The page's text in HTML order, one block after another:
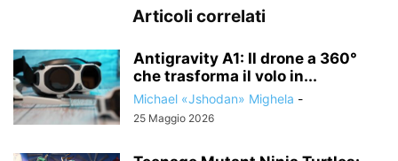
Articoli correlati
Antigravity A1: Il drone a 360°
che trasforma il volo in...
Michael «Jshodan» Mighela -
25 Maggio 2026